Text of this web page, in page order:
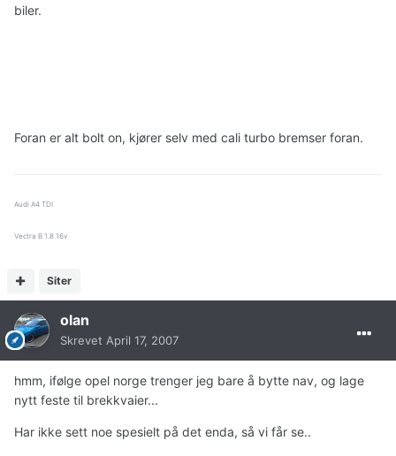
biler.
Foran er alt bolt on, kjører selv med cali turbo bremser foran.
Siter
Audi A4 TDI
Vectra B 1.8 16v
olan
Skrevet April 17, 2007
hmm, ifølge opel norge trenger jeg bare å bytte nav, og lage
nytt feste til brekkvaier...
Har ikke sett noe spesielt på det enda, så vi får se..